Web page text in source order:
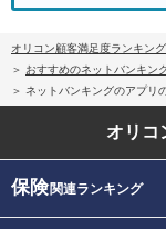
オリコン顧客満足度ランキング
おすすめのネットバンキン
ネットバンキングのアプリ
オリコ
保険関連ランキング